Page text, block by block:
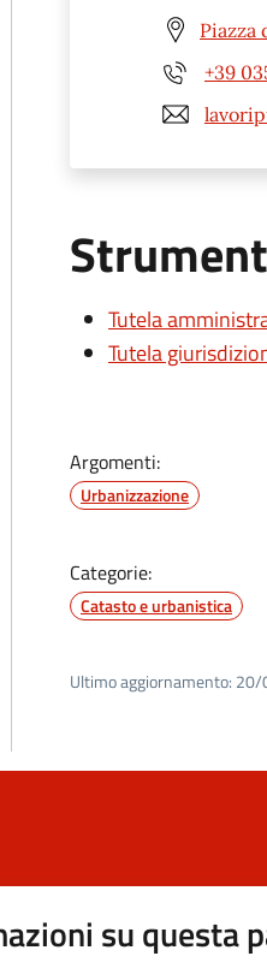
Piazza
+39
Tutela
Tutela
Argomenti:
Urbanizzazione
Categorie:
Catasto e urbanistica
Ultimo aggiornamento: 20/
su questa